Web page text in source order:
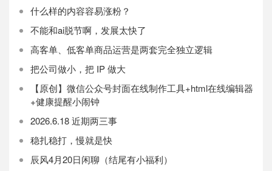
什么样的内容容易涨粉？
不能和ai脱节啊，发展太快了
高客单、低客单商品运营是两套完全独立逻辑
把公司做小，把 IP 做大
【原创】微信公众号封面在线制作工具+html在线编辑器
+健康提醒小闹钟
2026.6.18 近期两三事
稳扎稳打，慢就是快
辰风4月20日闲聊（结尾有小福利）